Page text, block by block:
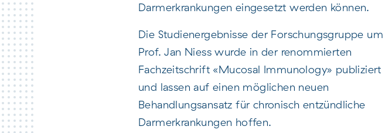
Darmerkrankungen eingesetzt werden können.
Die Studienergebnisse der Forschungsgruppe um
Prof. Jan Niess wurde in der renommierten
Fachzeitschrift «Mucosal Immunology» publiziert
und lassen auf einen möglichen neuen
Behandlungsansatz für chronisch entzündliche
Darmerkrankungen hoffen.